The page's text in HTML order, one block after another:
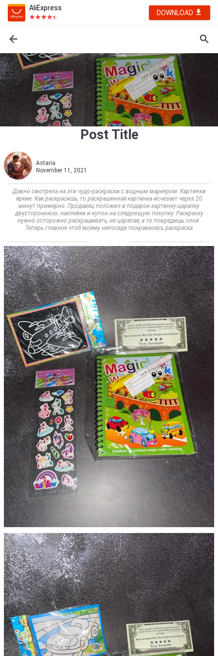
AliExpress
DOWNLOAD
Post Title
Astaria
November 11, 2021
Давно смотрела на эти чудо-раскраски с водным маркером. Картинки
яркие. Как раскрасишь, то раскрашенная картинка исчезает через 20
минут примерно. Продавец положил в подарок картинку-царапку
двустороннюю; наклейки и купон на следующую покупку. Раскраску
нужно осторожно раскрашивать, не царапая, а то повредишь слой.
Теперь главное чтоб моему непоседе понравилась раскраска